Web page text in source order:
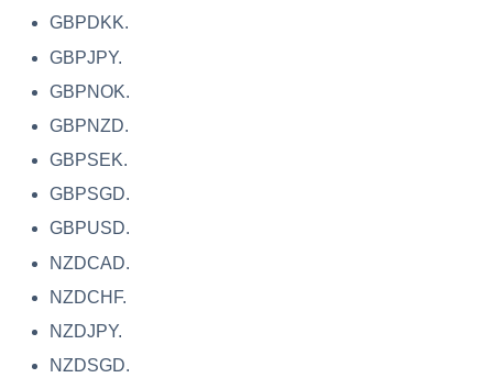
GBPDKK.
GBPJPY.
GBPNOK.
GBPNZD.
GBPSEK.
GBPSGD.
GBPUSD.
NZDCAD.
NZDCHF.
NZDJPY.
NZDSGD.